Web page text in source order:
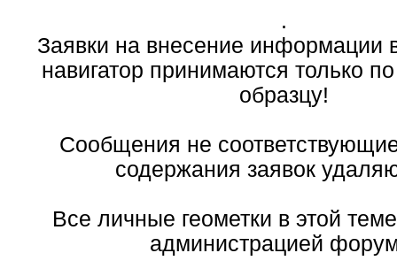
.
Заявки на внесение
навигатор принимаются только
образцу!
Сообщения не
содержания заявок
Все личные геометки в этой
администрацией